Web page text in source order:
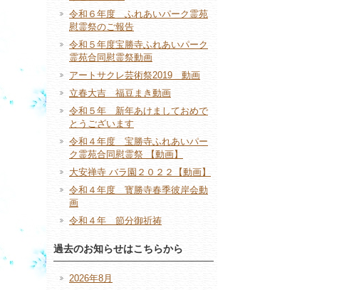
令和６年度 ふれあいパーク霊苑
慰霊祭のご報告
令和５年度宝勝寺ふれあいパーク
霊苑合同慰霊祭動画
アートサクレ芸術祭2019 動画
立春大吉 福豆まき動画
令和５年 新年あけましておめで
とうございます
令和４年度 宝勝寺ふれあいパー
ク霊苑合同慰霊祭 【動画】
大安禅寺 バラ園２０２２【動画】
令和４年度 寳勝寺春季彼岸会動
画
令和４年 節分御祈祷
過去のお知らせはこちらから
2026年8月